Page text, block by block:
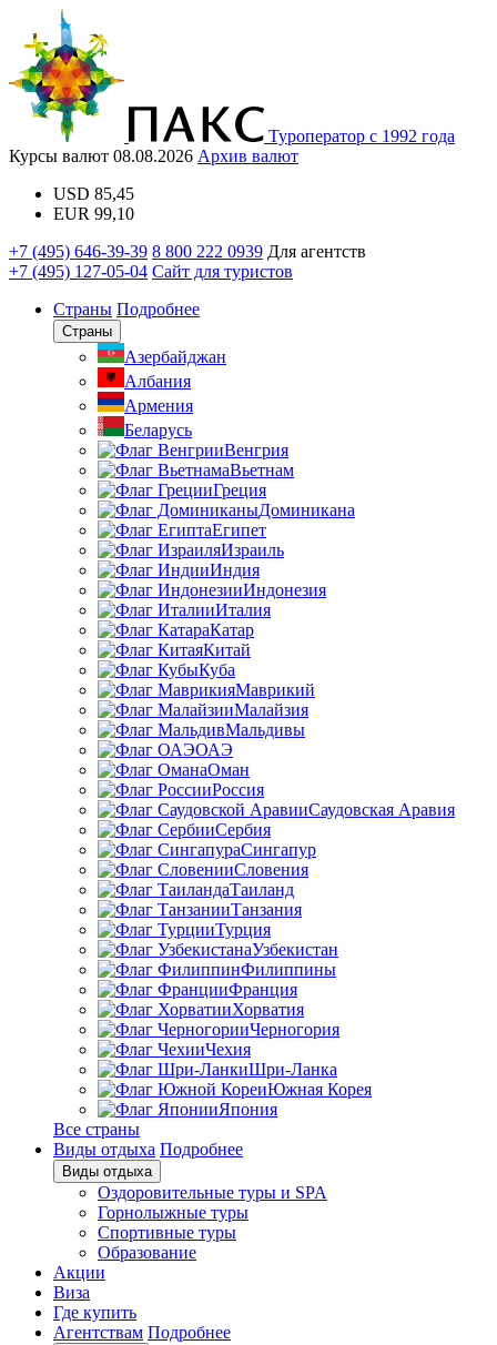
Туроператор с 1992 года
Курсы валют 08.08.2026 Архив валют
USD 85,45
EUR 99,10
+7 (495) 646-39-39 8 800 222 0939 Для агентств
+7 (495) 127-05-04 Сайт для туристов
Страны Подробнее
Страны
Азербайджан
Албания
Армения
Беларусь
Венгрия
Вьетнам
Греция
Доминикана
Египет
Израиль
Индия
Индонезия
Италия
Катар
Китай
Куба
Маврикий
Малайзия
Мальдивы
ОАЭ
Оман
Россия
Саудовская Аравия
Сербия
Сингапур
Словения
Таиланд
Танзания
Турция
Узбекистан
Филиппины
Франция
Хорватия
Черногория
Чехия
Шри-Ланка
Южная Корея
Япония
Все страны
Виды отдыха Подробнее
Виды отдыха
Оздоровительные туры и SPA
Горнолыжные туры
Спортивные туры
Образование
Акции
Виза
Где купить
Агентствам Подробнее